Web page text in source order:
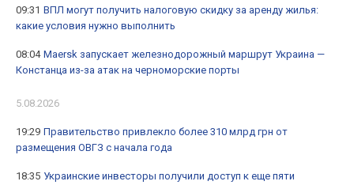
09:31 ВПЛ могут получить налоговую скидку за аренду жилья:
какие условия нужно выполнить
08:04 Maersk запускает железнодорожный маршрут Украина —
Констанца из-за атак на черноморские порты
5.08.2026
19:29 Правительство привлекло более 310 млрд грн от
размещения ОВГЗ с начала года
18:35 Украинские инвесторы получили доступ к еще пяти